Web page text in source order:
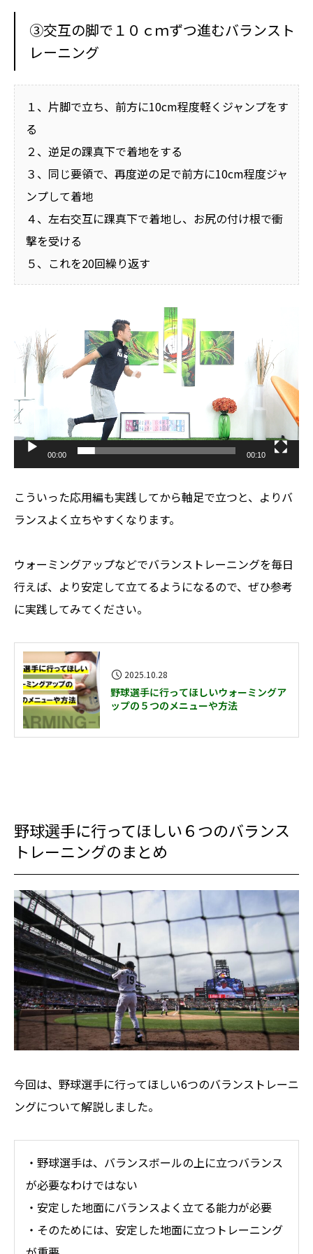
③交互の脚で１０ｃｍずつ進むバランスト
レーニング
１、片脚で立ち、前方に10cm程度軽くジャンプをす
る
２、逆足の踝真下で着地をする
３、同じ要領で、再度逆の足で前方に10cm程度ジャ
ンプして着地
４、左右交互に踝真下で着地し、お尻の付け根で衝
撃を受ける
５、これを20回繰り返す
レ
ー
ヤ
ー
00:00 00:10
こういった応用編も実践してから軸足で立つと、よりバ
ランスよく立ちやすくなります。
ウォーミングアップなどでバランストレーニングを毎日
行えば、より安定して立てるようになるので、ぜひ参考
に実践してみてください。
2025.10.28
野球選手に行ってほしいウォーミングア
ップの５つのメニューや方法
野球選手に行ってほしい６つのバランス
トレーニングのまとめ
今回は、野球選手に行ってほしい6つのバランストレーニ
ングについて解説しました。
・野球選手は、バランスボールの上に立つバランス
が必要なわけではない
・安定した地面にバランスよく立てる能力が必要
・そのためには、安定した地面に立つトレーニング